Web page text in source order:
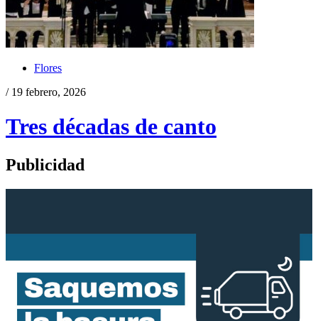
Flores
/ 19 febrero, 2026
Tres décadas de canto
Publicidad